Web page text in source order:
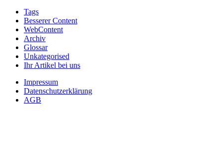
Tags
Besserer Content
WebContent
Archiv
Glossar
Unkategorised
Ihr Artikel bei uns
Impressum
Datenschutzerklärung
AGB